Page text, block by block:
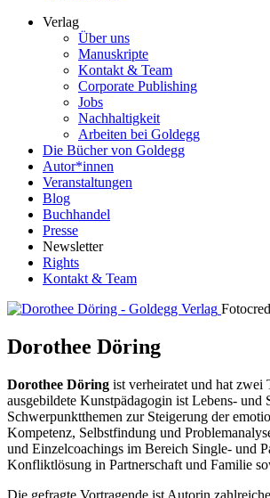
Verlag
Über uns
Manuskripte
Kontakt & Team
Corporate Publishing
Jobs
Nachhaltigkeit
Arbeiten bei Goldegg
Die Bücher von Goldegg
Autor*innen
Veranstaltungen
Blog
Buchhandel
Presse
Newsletter
Rights
Kontakt & Team
Dorothee Döring
Dorothee Döring ist verheiratet und hat zwei
ausgebildete Kunstpädagogin ist Lebens- und
Schwerpunktthemen zur Steigerung der
Kompetenz, Selbstfindung und
und Einzelcoachings im Bereich Single- und
Konfliktlösung in Partnerschaft und Familie
Die gefragte Vortragende ist Autorin